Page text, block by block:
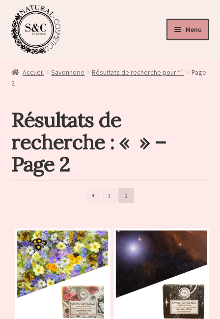
Menu
Accueil Savonnerie Résultats de recherche pour “”
Page
2
Résultats de
recherche : « » –
Page 2
1 2